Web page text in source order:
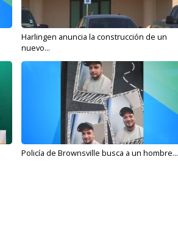
Harlingen anuncia la construcción de un
nuevo...
Policía de Brownsville busca a un hombre...